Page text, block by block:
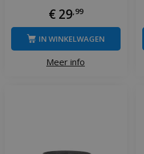
€ 29, 99
Meer info
IN WINKELWAGEN